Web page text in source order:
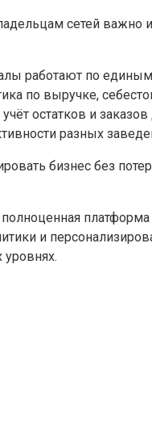
сетей
работают по единым
по выручке,
остатков и
разных
бизнес без
и
уровнях.